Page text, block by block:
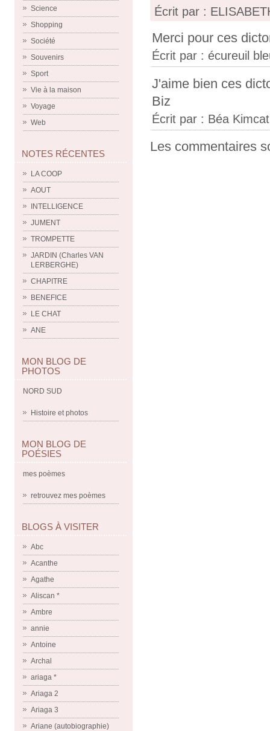
Science
Shopping
Société
Souvenirs
Sport
Vie à la maison
Voyage
Web
NOTES RÉCENTES
LA COOP
AOUT
INTELLIGENCE
JUMENT
TROMPETTE
JARDIN (Charles VAN
LERBERGHE)
CHAPITRE
BENEFICE
LE CHAT
ANE
MON BLOG DE
PHOTOS
NORD SUD
Histoire et photos
MON BLOG DE
POÉSIES
mes poèmes
retrouvez mes poèmes
BLOGS À VISITER
Abc
Acanthe
Agathe
Aliscan *
Ambre
annie
Antoine
Archal
ariaga *
Ariaga 2
Ariaga 3
Ariane (autobiographie)
Écrit par :
Merci pour ces
Écrit par : écureuil
J'aime bien ces
Biz
Écrit par : Béa Kimcat
Les commentaires